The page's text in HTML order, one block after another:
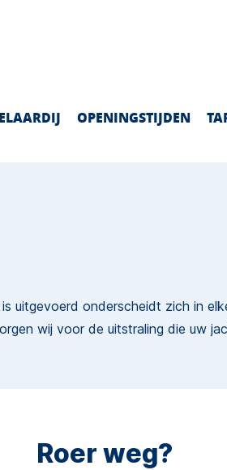
OPENINGSTIJDEN
uitgevoerd onderscheidt zich in
wij voor de uitstraling die uw
Roer weg?